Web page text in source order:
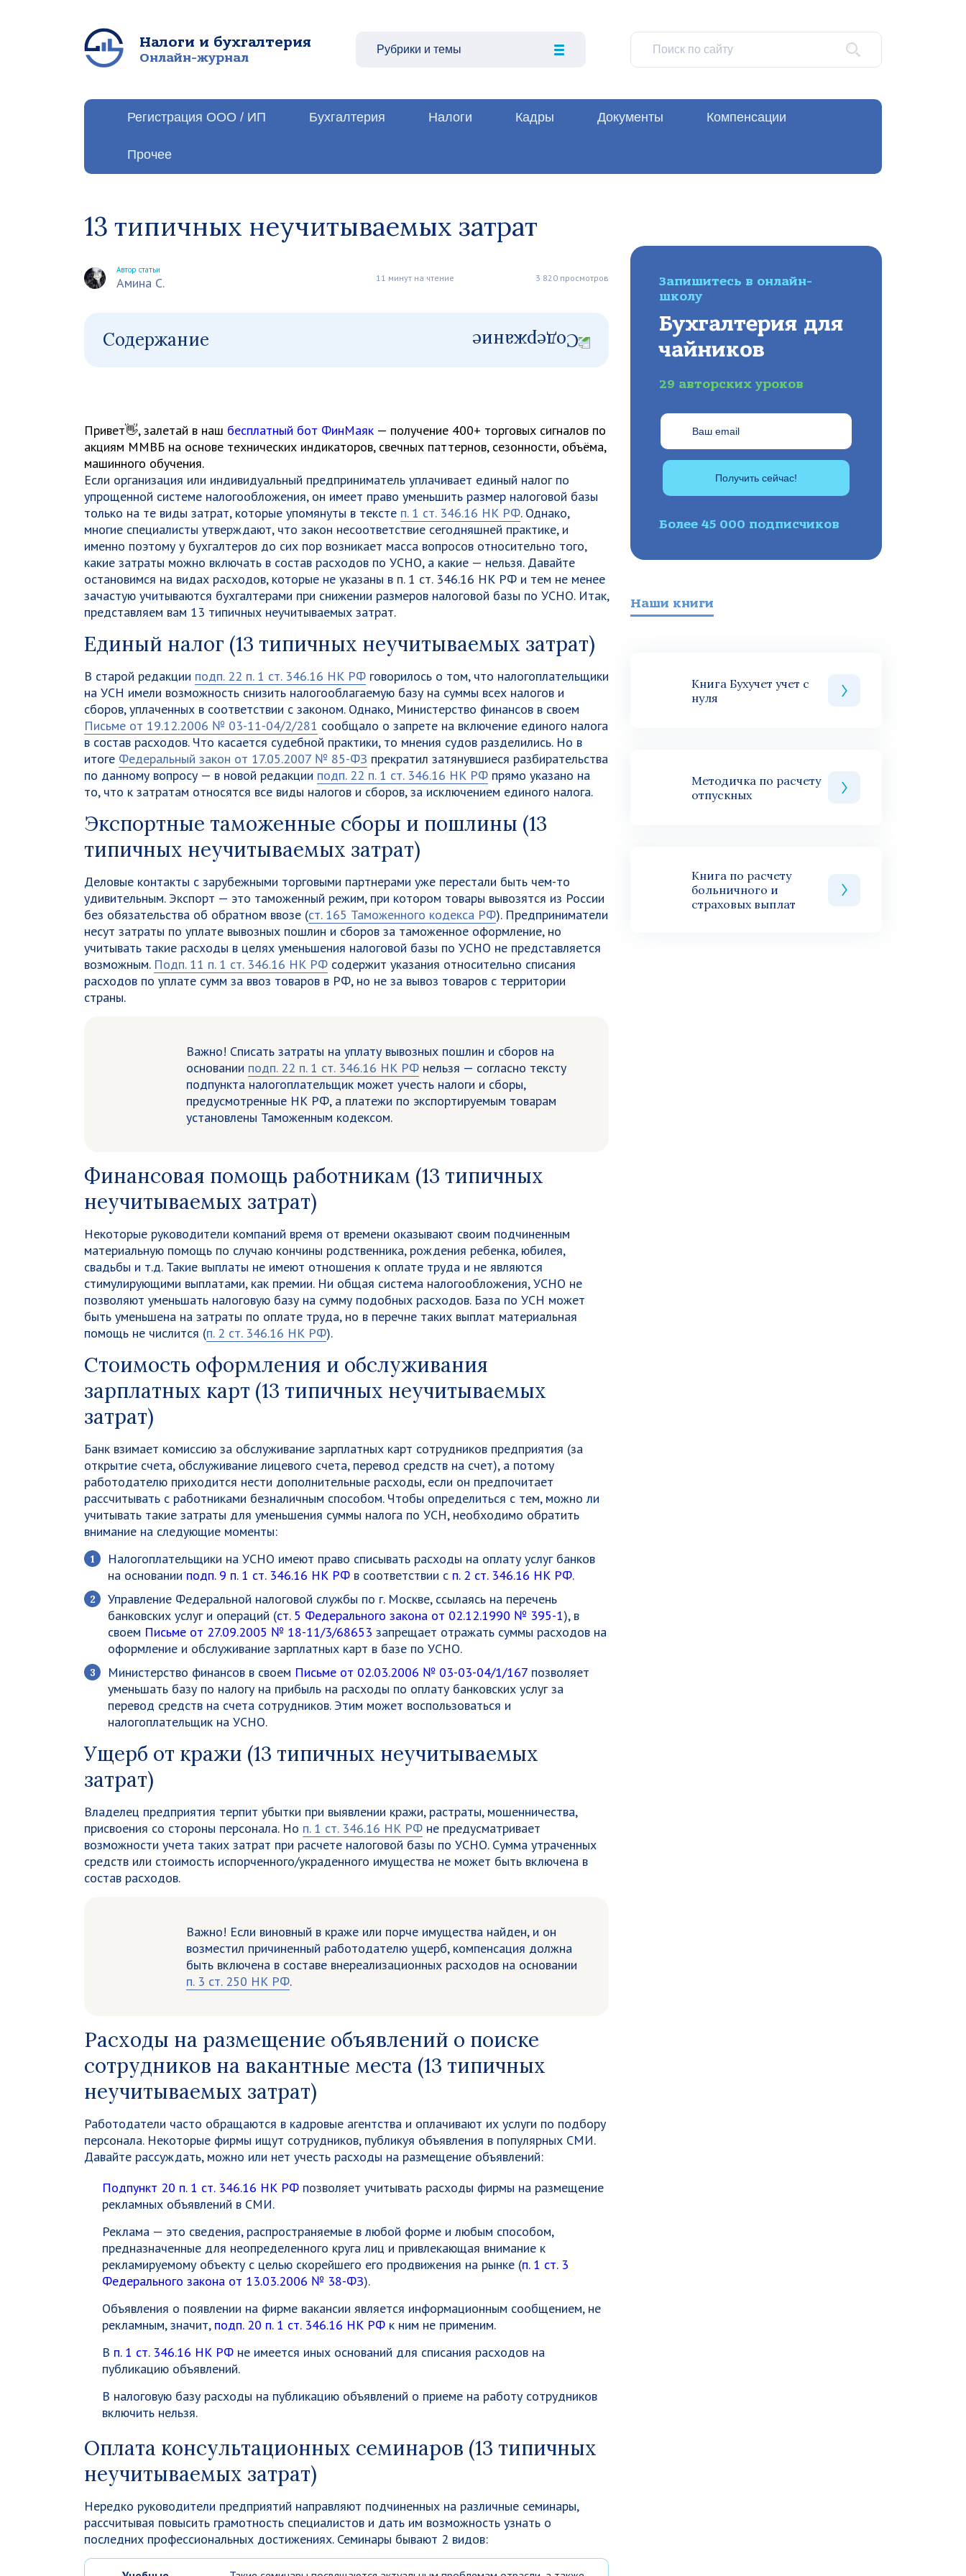
Налоги и бухгалтерия
Онлайн-журнал
Рубрики и темы
Регистрация ООО / ИП Бухгалтерия Налоги Кадры Документы Компенсации
Прочее
13 типичных неучитываемых затрат
Автор статьи
Амина С. 11 минут на чтение 3 820 просмотров
Содержание
Привет👋, залетай в наш бесплатный бот ФинМаяк — получение 400+ торговых сигналов по
акциям ММВБ на основе технических индикаторов, свечных паттернов, сезонности, объёма,
машинного обучения.
Если организация или индивидуальный предприниматель уплачивает единый налог по
упрощенной системе налогообложения, он имеет право уменьшить размер налоговой базы
только на те виды затрат, которые упомянуты в тексте п. 1 ст. 346.16 НК РФ. Однако,
многие специалисты утверждают, что закон несоответствие сегодняшней практике, и
именно поэтому у бухгалтеров до сих пор возникает масса вопросов относительно того,
какие затраты можно включать в состав расходов по УСНО, а какие — нельзя. Давайте
остановимся на видах расходов, которые не указаны в п. 1 ст. 346.16 НК РФ и тем не менее
зачастую учитываются бухгалтерами при снижении размеров налоговой базы по УСНО. Итак,
представляем вам 13 типичных неучитываемых затрат.
Единый налог (13 типичных неучитываемых затрат)
В старой редакции подп. 22 п. 1 ст. 346.16 НК РФ говорилось о том, что налогоплательщики
на УСН имели возможность снизить налогооблагаемую базу на суммы всех налогов и
сборов, уплаченных в соответствии с законом. Однако, Министерство финансов в своем
Письме от 19.12.2006 № 03-11-04/2/281 сообщало о запрете на включение единого налога
в состав расходов. Что касается судебной практики, то мнения судов разделились. Но в
итоге Федеральный закон от 17.05.2007 № 85-ФЗ прекратил затянувшиеся разбирательства
по данному вопросу — в новой редакции подп. 22 п. 1 ст. 346.16 НК РФ прямо указано на
то, что к затратам относятся все виды налогов и сборов, за исключением единого налога.
Экспортные таможенные сборы и пошлины (13
типичных неучитываемых затрат)
Деловые контакты с зарубежными торговыми партнерами уже перестали быть чем-то
удивительным. Экспорт — это таможенный режим, при котором товары вывозятся из России
без обязательства об обратном ввозе (ст. 165 Таможенного кодекса РФ). Предприниматели
несут затраты по уплате вывозных пошлин и сборов за таможенное оформление, но
учитывать такие расходы в целях уменьшения налоговой базы по УСНО не представляется
возможным. Подп. 11 п. 1 ст. 346.16 НК РФ содержит указания относительно списания
расходов по уплате сумм за ввоз товаров в РФ, но не за вывоз товаров с территории
страны.
Важно! Списать затраты на уплату вывозных пошлин и сборов на
основании подп. 22 п. 1 ст. 346.16 НК РФ нельзя — согласно тексту
подпункта налогоплательщик может учесть налоги и сборы,
предусмотренные НК РФ, а платежи по экспортируемым товарам
установлены Таможенным кодексом.
Финансовая помощь работникам (13 типичных
неучитываемых затрат)
Некоторые руководители компаний время от времени оказывают своим подчиненным
материальную помощь по случаю кончины родственника, рождения ребенка, юбилея,
свадьбы и т.д. Такие выплаты не имеют отношения к оплате труда и не являются
стимулирующими выплатами, как премии. Ни общая система налогообложения, УСНО не
позволяют уменьшать налоговую базу на сумму подобных расходов. База по УСН может
быть уменьшена на затраты по оплате труда, но в перечне таких выплат материальная
помощь не числится (п. 2 ст. 346.16 НК РФ).
Стоимость оформления и обслуживания
зарплатных карт (13 типичных неучитываемых
затрат)
Банк взимает комиссию за обслуживание зарплатных карт сотрудников предприятия (за
открытие счета, обслуживание лицевого счета, перевод средств на счет), а потому
работодателю приходится нести дополнительные расходы, если он предпочитает
рассчитывать с работниками безналичным способом. Чтобы определиться с тем, можно ли
учитывать такие затраты для уменьшения суммы налога по УСН, необходимо обратить
внимание на следующие моменты:
Налогоплательщики на УСНО имеют право списывать расходы на оплату услуг банков
на основании подп. 9 п. 1 ст. 346.16 НК РФ в соответствии с п. 2 ст. 346.16 НК РФ.
Управление Федеральной налоговой службы по г. Москве, ссылаясь на перечень
банковских услуг и операций (ст. 5 Федерального закона от 02.12.1990 № 395-1), в
своем Письме от 27.09.2005 № 18-11/3/68653 запрещает отражать суммы расходов на
оформление и обслуживание зарплатных карт в базе по УСНО.
Министерство финансов в своем Письме от 02.03.2006 № 03-03-04/1/167 позволяет
уменьшать базу по налогу на прибыль на расходы по оплату банковских услуг за
перевод средств на счета сотрудников. Этим может воспользоваться и
налогоплательщик на УСНО.
Ущерб от кражи (13 типичных неучитываемых
затрат)
Владелец предприятия терпит убытки при выявлении кражи, растраты, мошенничества,
присвоения со стороны персонала. Но п. 1 ст. 346.16 НК РФ не предусматривает
возможности учета таких затрат при расчете налоговой базы по УСНО. Сумма утраченных
средств или стоимость испорченного/украденного имущества не может быть включена в
состав расходов.
Важно! Если виновный в краже или порче имущества найден, и он
возместил причиненный работодателю ущерб, компенсация должна
быть включена в составе внереализационных расходов на основании
п. 3 ст. 250 НК РФ.
Расходы на размещение объявлений о поиске
сотрудников на вакантные места (13 типичных
неучитываемых затрат)
Работодатели часто обращаются в кадровые агентства и оплачивают их услуги по подбору
персонала. Некоторые фирмы ищут сотрудников, публикуя объявления в популярных СМИ.
Давайте рассуждать, можно или нет учесть расходы на размещение объявлений:
Подпункт 20 п. 1 ст. 346.16 НК РФ позволяет учитывать расходы фирмы на размещение
рекламных объявлений в СМИ.
Реклама — это сведения, распространяемые в любой форме и любым способом,
предназначенные для неопределенного круга лиц и привлекающая внимание к
рекламируемому объекту с целью скорейшего его продвижения на рынке (п. 1 ст. 3
Федерального закона от 13.03.2006 № 38-ФЗ).
Объявления о появлении на фирме вакансии является информационным сообщением, не
рекламным, значит, подп. 20 п. 1 ст. 346.16 НК РФ к ним не применим.
В п. 1 ст. 346.16 НК РФ не имеется иных оснований для списания расходов на
публикацию объявлений.
В налоговую базу расходы на публикацию объявлений о приеме на работу сотрудников
включить нельзя.
Оплата консультационных семинаров (13 типичных
неучитываемых затрат)
Нередко руководители предприятий направляют подчиненных на различные семинары,
рассчитывая повысить грамотность специалистов и дать им возможность узнать о
последних профессиональных достижениях. Семинары бывают 2 видов:
Запишитесь в онлайн-
школу
Бухгалтерия для
чайников
29 авторских уроков
Получить сейчас!
Более 45 000 подписчиков
Наши книги
Книга Бухучет учет с
нуля
Методичка по расчету
отпускных
Книга по расчету
больничного и
страховых выплат